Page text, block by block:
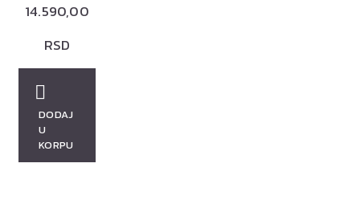
14.590,00
RSD
DODAJ
U
KORPU